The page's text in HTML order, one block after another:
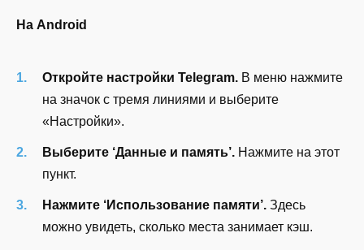
На Android
Откройте настройки Telegram. В меню нажмите
на значок с тремя линиями и выберите
«Настройки».
Выберите ‘Данные и память’. Нажмите на этот
пункт.
Нажмите ‘Использование памяти’. Здесь
можно увидеть, сколько места занимает кэш.